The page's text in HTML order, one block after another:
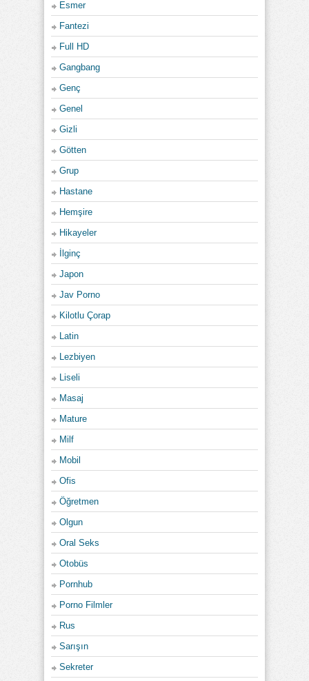
Esmer
Fantezi
Full HD
Gangbang
Genç
Genel
Gizli
Götten
Grup
Hastane
Hemşire
Hikayeler
İlginç
Japon
Jav Porno
Kilotlu Çorap
Latin
Lezbiyen
Liseli
Masaj
Mature
Milf
Mobil
Ofis
Öğretmen
Olgun
Oral Seks
Otobüs
Pornhub
Porno Filmler
Rus
Sarışın
Sekreter